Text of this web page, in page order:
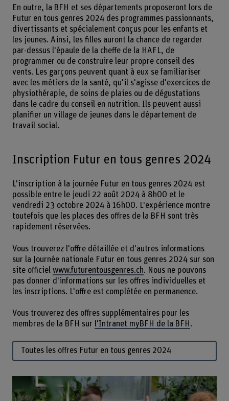
En outre, la BFH et ses départements proposeront lors de
Futur en tous genres 2024 des programmes passionnants,
divertissants et spécialement conçus pour les enfants et
les jeunes. Ainsi, les filles auront la chance de regarder
par-dessus l'épaule de la cheffe de la HAFL, de
programmer ou de construire leur propre conseil des
vents. Les garçons peuvent quant à eux se familiariser
avec les métiers de la santé, qu'il s'agisse d'exercices de
physiothérapie, de soins de plaies ou de dégustations
dans le cadre du conseil en nutrition. Ils peuvent aussi
planifier un village de jeunes dans le département de
travail social.
Inscription Futur en tous genres 2024
L'inscription à la journée Futur en tous genres 2024 est
possible entre le jeudi 22 août 2024 à 8h00 et le
vendredi 23 octobre 2024 à 16h00. L'expérience montre
toutefois que les places des offres de la BFH sont très
rapidement réservées.
Vous trouverez l'offre détaillée et d'autres informations
sur la Journée nationale Futur en tous genres 2024 sur son
site officiel www.futurentousgenres.ch. Nous ne pouvons
pas donner d'informations sur les offres individuelles et
les inscriptions. L'offre est complétée en permanence.
Vous trouverez des offres supplémentaires pour les
membres de la BFH sur l'Intranet myBFH de la BFH .
Toutes les offres Futur en tous genres 2024